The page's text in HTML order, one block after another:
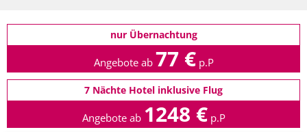
nur Übernachtung
Angebote ab 77 € p.P
7 Nächte Hotel inklusive Flug
Angebote ab 1248 € p.P